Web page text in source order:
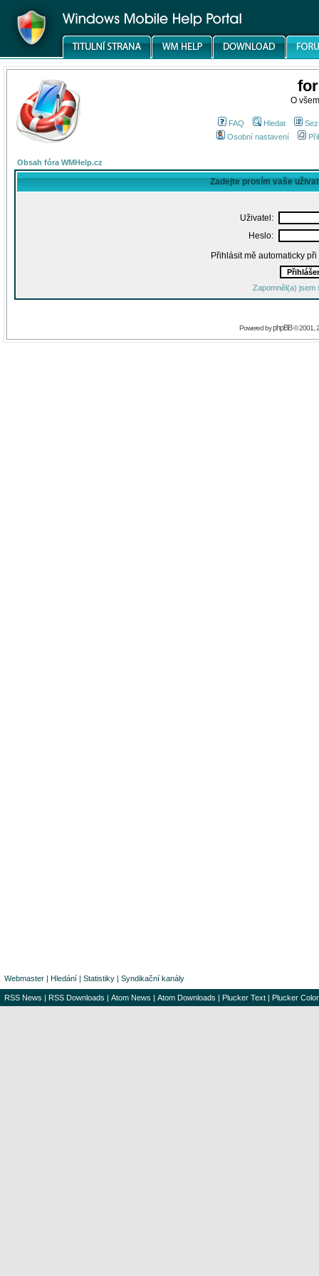
O
FAQ Hledat
Osobní nastavení
Obsah fóra WMHelp.cz
Zadejte prosím vaše
Uživatel:
Heslo:
Přihlásit mě automaticky
Zapomněl(a) jsem
Powered byphpBB© 2001,
Webmaster | Hledání | Statistiky | Syndikační kanály
RSS News | RSS Downloads | Atom News | Atom Downloads | Plucker Text | Plucker Color